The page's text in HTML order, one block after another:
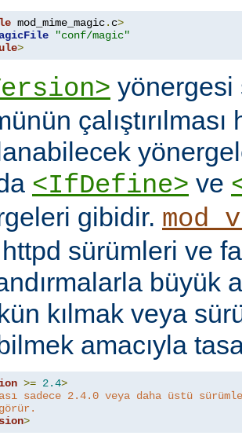
mod_mime_magic. c>
"conf/magic"
>
yönergesi
çalıştırılması
<IfDefine> ve
gibidir.
httpd sürümleri ve
büyük
kılmak veya
amacıyla
>= 2.4>
sadece 2.4.0 veya daha üstü
>